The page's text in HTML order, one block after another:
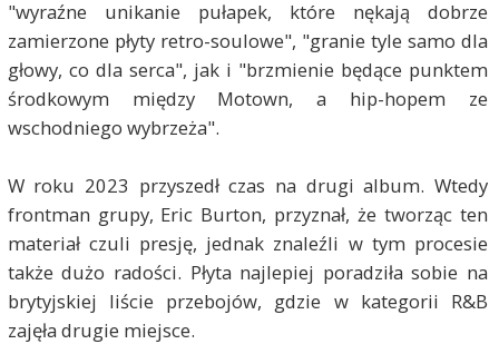
"wyraźne unikanie pułapek, które nękają dobrze
zamierzone płyty retro-soulowe", "granie tyle samo dla
głowy, co dla serca", jak i "brzmienie będące punktem
środkowym między Motown, a hip-hopem ze
wschodniego wybrzeża".
W roku 2023 przyszedł czas na drugi album. Wtedy
frontman grupy, Eric Burton, przyznał, że tworząc ten
materiał czuli presję, jednak znaleźli w tym procesie
także dużo radości. Płyta najlepiej poradziła sobie na
brytyjskiej liście przebojów, gdzie w kategorii R&B
zajęła drugie miejsce.